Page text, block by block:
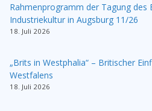
Rahmenprogramm der Tagung des
Industriekultur in Augsburg 11/26
18. Juli 2026
„Brits in Westphalia“ – Britischer
Westfalens
18. Juli 2026